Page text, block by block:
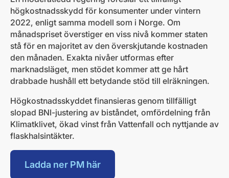
högkostnadsskydd för konsumenter under vintern
2022, enligt samma modell som i Norge. Om
månadspriset överstiger en viss nivå kommer staten
stå för en majoritet av den överskjutande kostnaden
den månaden. Exakta nivåer utformas efter
marknadsläget, men stödet kommer att ge hårt
drabbade hushåll ett betydande stöd till elräkningen.
Högkostnadsskyddet finansieras genom tillfälligt
slopad BNI-justering av biståndet, omfördelning från
Klimatklivet, ökad vinst från Vattenfall och nyttjande av
flaskhalsintäkter.
Ladda ner PM här